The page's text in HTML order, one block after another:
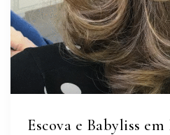
Escova e Babyliss